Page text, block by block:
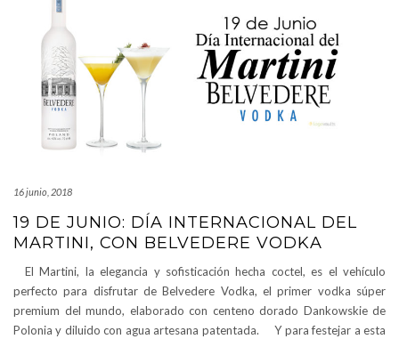
16 junio, 2018
19 DE JUNIO: DÍA INTERNACIONAL DEL
MARTINI, CON BELVEDERE VODKA
El Martini, la elegancia y sofisticación hecha coctel, es el vehículo
perfecto para disfrutar de Belvedere Vodka, el primer vodka súper
premium del mundo, elaborado con centeno dorado Dankowskie de
Polonia y diluido con agua artesana patentada. Y para festejar a esta